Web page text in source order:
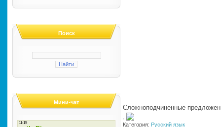
Поиск
Мини-чат
Сложноподчиненные
·
Категория: Русский язык